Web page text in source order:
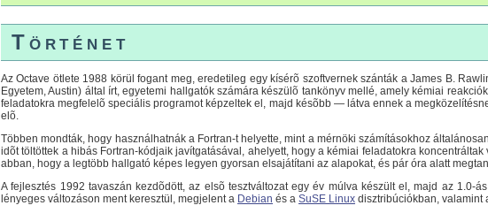
Történet
Az Octave ötlete 1988 körül fogant meg, eredetileg egy kísérõ szoftvernek szánták a James B.
Egyetem, Austin) által írt, egyetemi hallgatók számára készülõ tankönyv mellé, amely kémiai
feladatokra megfelelõ speciális programot képzeltek el, majd késõbb — látva ennek a
elõ.
Többen mondták, hogy használhatnák a Fortran-t helyette, mint a mérnöki számításokhoz
idõt töltöttek a hibás Fortran-kódjaik javítgatásával, ahelyett, hogy a kémiai feladatokra
abban, hogy a legtöbb hallgató képes legyen gyorsan elsajátítani az alapokat, és pár óra alatt
A fejlesztés 1992 tavaszán kezdõdött, az elsõ tesztváltozat egy év múlva készült el, majd az 1.0-
lényeges változáson ment keresztül, megjelent a Debian és a SuSE Linux disztribúciókban, valamint